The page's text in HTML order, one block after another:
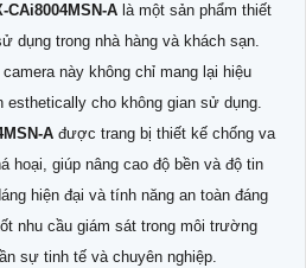
CAi8004MSN-A là một sản phẩm thiết
dụng trong nhà hàng và khách sạn.
này không chỉ mang lại hiệu
esthetically cho không gian sử dụng.
A được trang bị thiết kế chống va
hoại, giúp nâng cao độ bền và độ tin
hiện đại và tính năng an toàn đáng
nhu cầu giám sát trong môi trường
sự tinh tế và chuyên nghiệp.